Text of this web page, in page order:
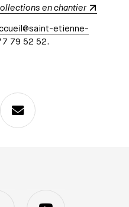
en chantier
etienne-
79 52 52.